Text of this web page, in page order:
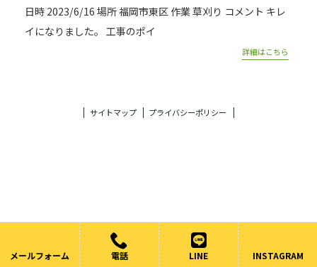
日時 2023/6/16 場所 福岡市東区 作業 草刈り コメント キレ
イになりました。 工事のポイ
詳細はこちら
サイトマップ プライバシーポリシー
メールフォーム 電話 LINE INSTAGRAM